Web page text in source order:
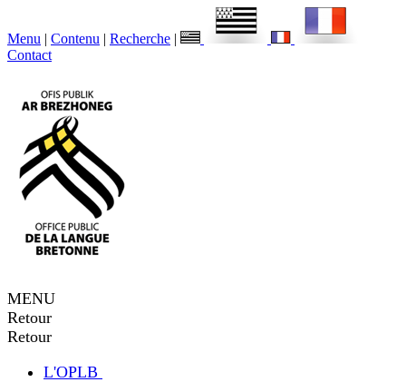
Menu | Contenu | Recherche |
Contact
MENU
Retour
Retour
L'OPLB